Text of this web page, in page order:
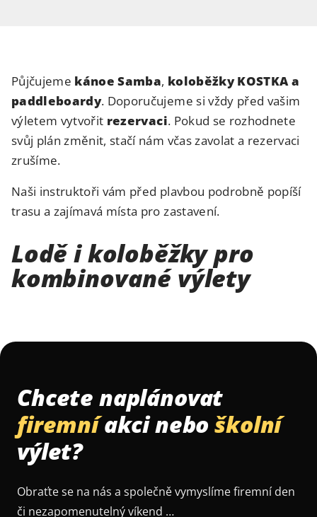
Půjčujeme kánoe Samba, koloběžky KOSTKAa
paddleboardy. Doporučujeme si vždy před vašim
výletem vytvořit rezervaci. Pokud se rozhodnete
svůj plán změnit, stačí nám včas zavolat a rezervaci
zrušíme.
Naši instruktoři vám před plavbou podrobně popíší
trasu a zajímavá místa pro zastavení.
Lodě i koloběžky pro
kombinované výlety
Chcete naplánovat
firemníakci neboškolní
výlet?
Obraťte se na nás a společně vymyslíme firemní den
či nezapomenutelný víkend …